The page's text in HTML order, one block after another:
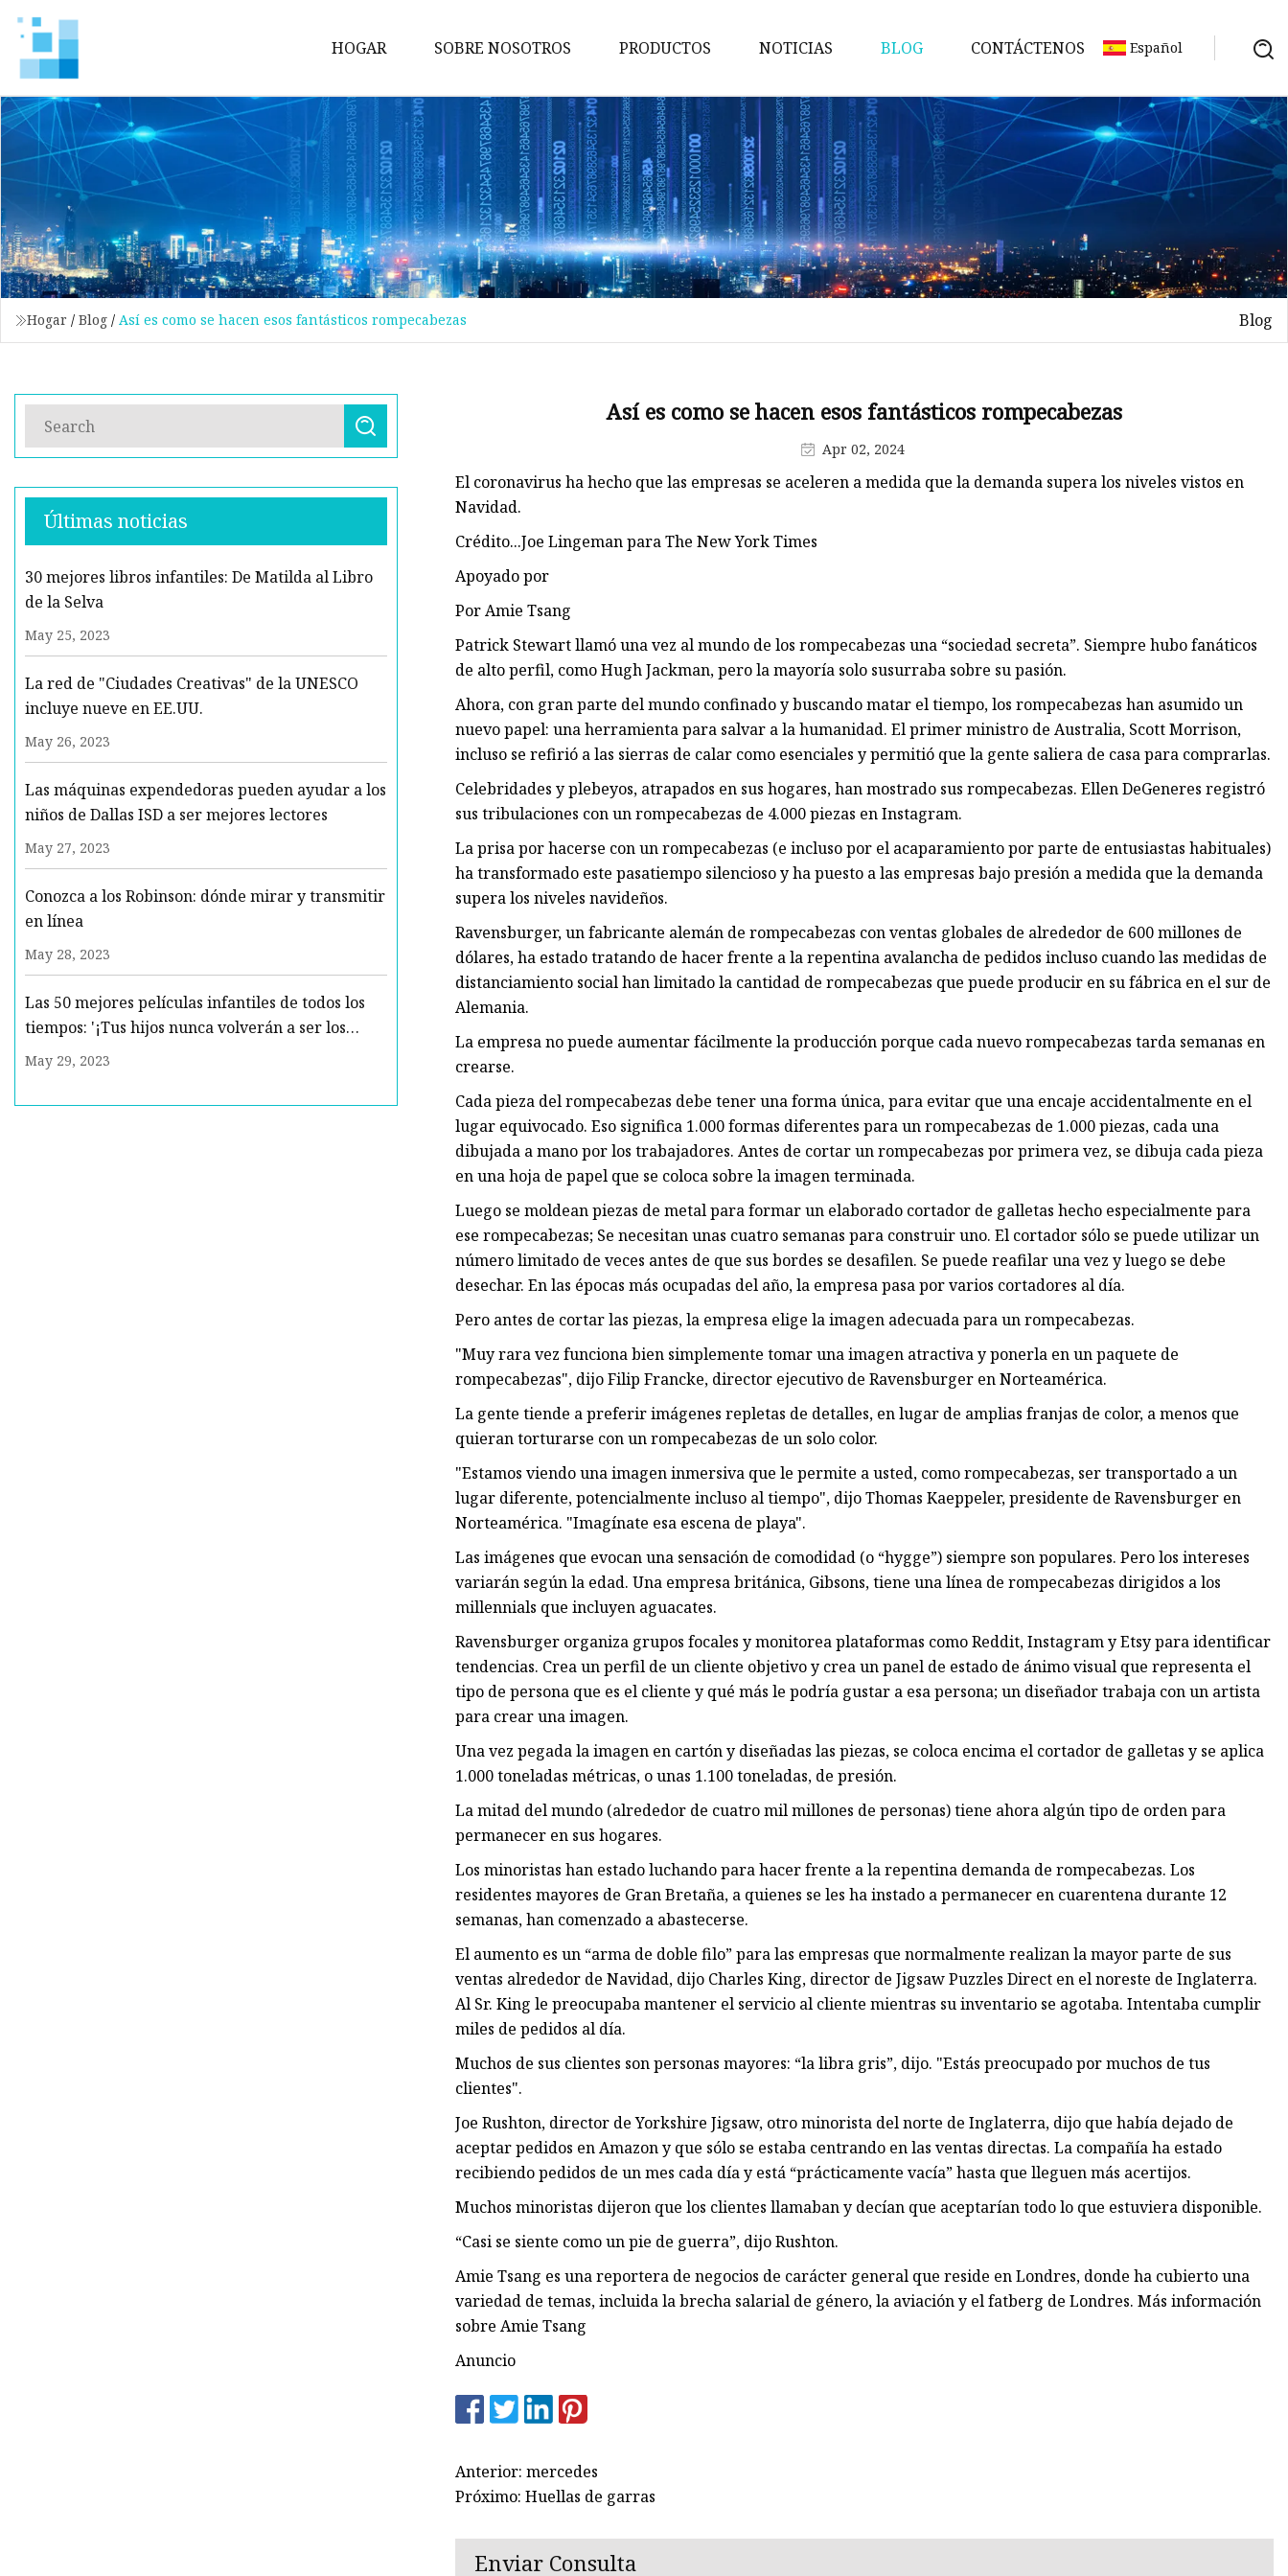
HOGAR SOBRE NOSOTROS PRODUCTOS
Maquina de pruebas
Máquina de embalaje
Maquina de cortar
Máquina bronceadora
Perforadora
Máquina transportadora
Máquina de libros para niños
Máquina troqueladora de libros
NOTICIAS BLOG CONTÁCTENOS Español
Hogar / Blog / Así es como se hacen esos fantásticos rompecabezas Blog
Últimas noticias
30 mejores libros infantiles: De Matilda al Libro
de la Selva
May 25, 2023
La red de "Ciudades Creativas" de la UNESCO
incluye nueve en EE.UU.
May 26, 2023
Las máquinas expendedoras pueden ayudar a los
niños de Dallas ISD a ser mejores lectores
May 27, 2023
Conozca a los Robinson: dónde mirar y transmitir
en línea
May 28, 2023
Las 50 mejores películas infantiles de todos los
tiempos: '¡Tus hijos nunca volverán a ser los
mismos!'
May 29, 2023
Así es como se hacen esos fantásticos rompecabezas
Apr 02, 2024
El coronavirus ha hecho que las empresas se aceleren a medida que la demanda supera los niveles vistos en
Navidad.
Crédito...Joe Lingeman para The New York Times
Apoyado por
Por Amie Tsang
Patrick Stewart llamó una vez al mundo de los rompecabezas una “sociedad secreta”. Siempre hubo fanáticos
de alto perfil, como Hugh Jackman, pero la mayoría solo susurraba sobre su pasión.
Ahora, con gran parte del mundo confinado y buscando matar el tiempo, los rompecabezas han asumido un
nuevo papel: una herramienta para salvar a la humanidad. El primer ministro de Australia, Scott Morrison,
incluso se refirió a las sierras de calar como esenciales y permitió que la gente saliera de casa para comprarlas.
Celebridades y plebeyos, atrapados en sus hogares, han mostrado sus rompecabezas. Ellen DeGeneres registró
sus tribulaciones con un rompecabezas de 4.000 piezas en Instagram.
La prisa por hacerse con un rompecabezas (e incluso por el acaparamiento por parte de entusiastas habituales)
ha transformado este pasatiempo silencioso y ha puesto a las empresas bajo presión a medida que la demanda
supera los niveles navideños.
Ravensburger, un fabricante alemán de rompecabezas con ventas globales de alrededor de 600 millones de
dólares, ha estado tratando de hacer frente a la repentina avalancha de pedidos incluso cuando las medidas de
distanciamiento social han limitado la cantidad de rompecabezas que puede producir en su fábrica en el sur de
Alemania.
La empresa no puede aumentar fácilmente la producción porque cada nuevo rompecabezas tarda semanas en
crearse.
Cada pieza del rompecabezas debe tener una forma única, para evitar que una encaje accidentalmente en el
lugar equivocado. Eso significa 1.000 formas diferentes para un rompecabezas de 1.000 piezas, cada una
dibujada a mano por los trabajadores. Antes de cortar un rompecabezas por primera vez, se dibuja cada pieza
en una hoja de papel que se coloca sobre la imagen terminada.
Luego se moldean piezas de metal para formar un elaborado cortador de galletas hecho especialmente para
ese rompecabezas; Se necesitan unas cuatro semanas para construir uno. El cortador sólo se puede utilizar un
número limitado de veces antes de que sus bordes se desafilen. Se puede reafilar una vez y luego se debe
desechar. En las épocas más ocupadas del año, la empresa pasa por varios cortadores al día.
Pero antes de cortar las piezas, la empresa elige la imagen adecuada para un rompecabezas.
"Muy rara vez funciona bien simplemente tomar una imagen atractiva y ponerla en un paquete de
rompecabezas", dijo Filip Francke, director ejecutivo de Ravensburger en Norteamérica.
La gente tiende a preferir imágenes repletas de detalles, en lugar de amplias franjas de color, a menos que
quieran torturarse con un rompecabezas de un solo color.
"Estamos viendo una imagen inmersiva que le permite a usted, como rompecabezas, ser transportado a un
lugar diferente, potencialmente incluso al tiempo", dijo Thomas Kaeppeler, presidente de Ravensburger en
Norteamérica. "Imagínate esa escena de playa".
Las imágenes que evocan una sensación de comodidad (o “hygge”) siempre son populares. Pero los intereses
variarán según la edad. Una empresa británica, Gibsons, tiene una línea de rompecabezas dirigidos a los
millennials que incluyen aguacates.
Ravensburger organiza grupos focales y monitorea plataformas como Reddit, Instagram y Etsy para identificar
tendencias. Crea un perfil de un cliente objetivo y crea un panel de estado de ánimo visual que representa el
tipo de persona que es el cliente y qué más le podría gustar a esa persona; un diseñador trabaja con un artista
para crear una imagen.
Una vez pegada la imagen en cartón y diseñadas las piezas, se coloca encima el cortador de galletas y se aplica
1.000 toneladas métricas, o unas 1.100 toneladas, de presión.
La mitad del mundo (alrededor de cuatro mil millones de personas) tiene ahora algún tipo de orden para
permanecer en sus hogares.
Los minoristas han estado luchando para hacer frente a la repentina demanda de rompecabezas. Los
residentes mayores de Gran Bretaña, a quienes se les ha instado a permanecer en cuarentena durante 12
semanas, han comenzado a abastecerse.
El aumento es un “arma de doble filo” para las empresas que normalmente realizan la mayor parte de sus
ventas alrededor de Navidad, dijo Charles King, director de Jigsaw Puzzles Direct en el noreste de Inglaterra.
Al Sr. King le preocupaba mantener el servicio al cliente mientras su inventario se agotaba. Intentaba cumplir
miles de pedidos al día.
Muchos de sus clientes son personas mayores: “la libra gris”, dijo. "Estás preocupado por muchos de tus
clientes".
Joe Rushton, director de Yorkshire Jigsaw, otro minorista del norte de Inglaterra, dijo que había dejado de
aceptar pedidos en Amazon y que sólo se estaba centrando en las ventas directas. La compañía ha estado
recibiendo pedidos de un mes cada día y está “prácticamente vacía” hasta que lleguen más acertijos.
Muchos minoristas dijeron que los clientes llamaban y decían que aceptarían todo lo que estuviera disponible.
“Casi se siente como un pie de guerra”, dijo Rushton.
​Amie Tsang es una reportera de negocios de carácter general que reside en Londres, donde ha cubierto una
variedad de temas, incluida la brecha salarial de género, la aviación y el fatberg de Londres. Más información
sobre Amie Tsang
Anuncio
Anterior: mercedes
Próximo: Huellas de garras
Enviar Consulta